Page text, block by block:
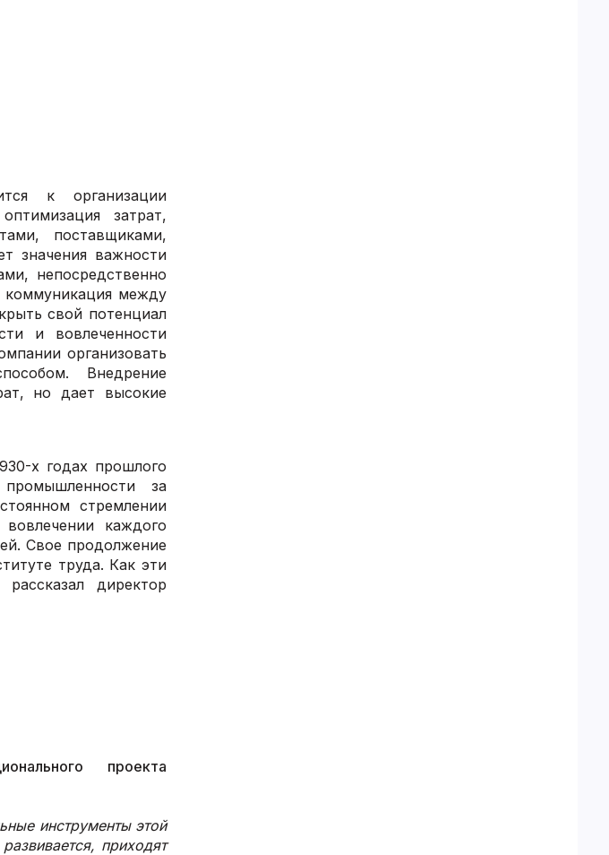
к организации
затрат,
поставщиками,
значения важности
непосредственно
коммуникация между
свой потенциал
и вовлеченности
организовать
Внедрение
но дает высокие
х годах прошлого
за
стремлении
каждого
Свое продолжение
труда. Как эти
директор
проекта
инструменты этой
приходят